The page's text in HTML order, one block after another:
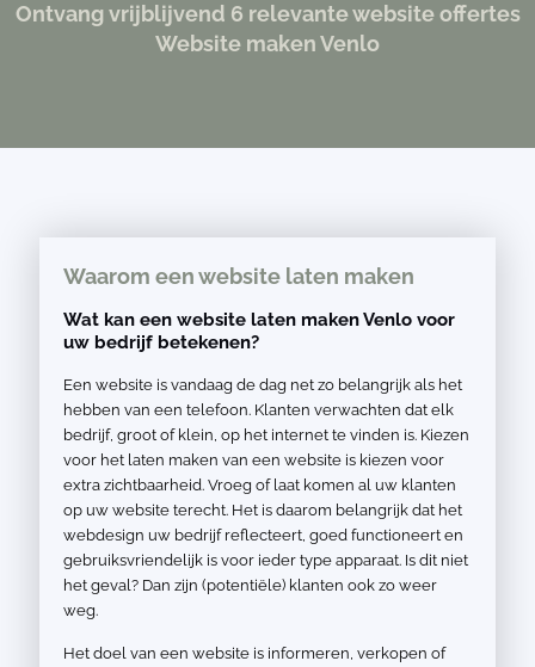
Ontvang vrijblijvend 6 relevante website offertes
Website maken Venlo
Waarom een website laten maken
Wat kan een website laten maken Venlo voor
uw bedrijf betekenen?
Een website is vandaag de dag net zo belangrijk als het
hebben van een telefoon. Klanten verwachten dat elk
bedrijf, groot of klein, op het internet te vinden is. Kiezen
voor het laten maken van een website is kiezen voor
extra zichtbaarheid. Vroeg of laat komen al uw klanten
op uw website terecht. Het is daarom belangrijk dat het
webdesign uw bedrijf reflecteert, goed functioneert en
gebruiksvriendelijk is voor ieder type apparaat. Is dit niet
het geval? Dan zijn (potentiële) klanten ook zo weer
weg.
Het doel van een website is informeren, verkopen of